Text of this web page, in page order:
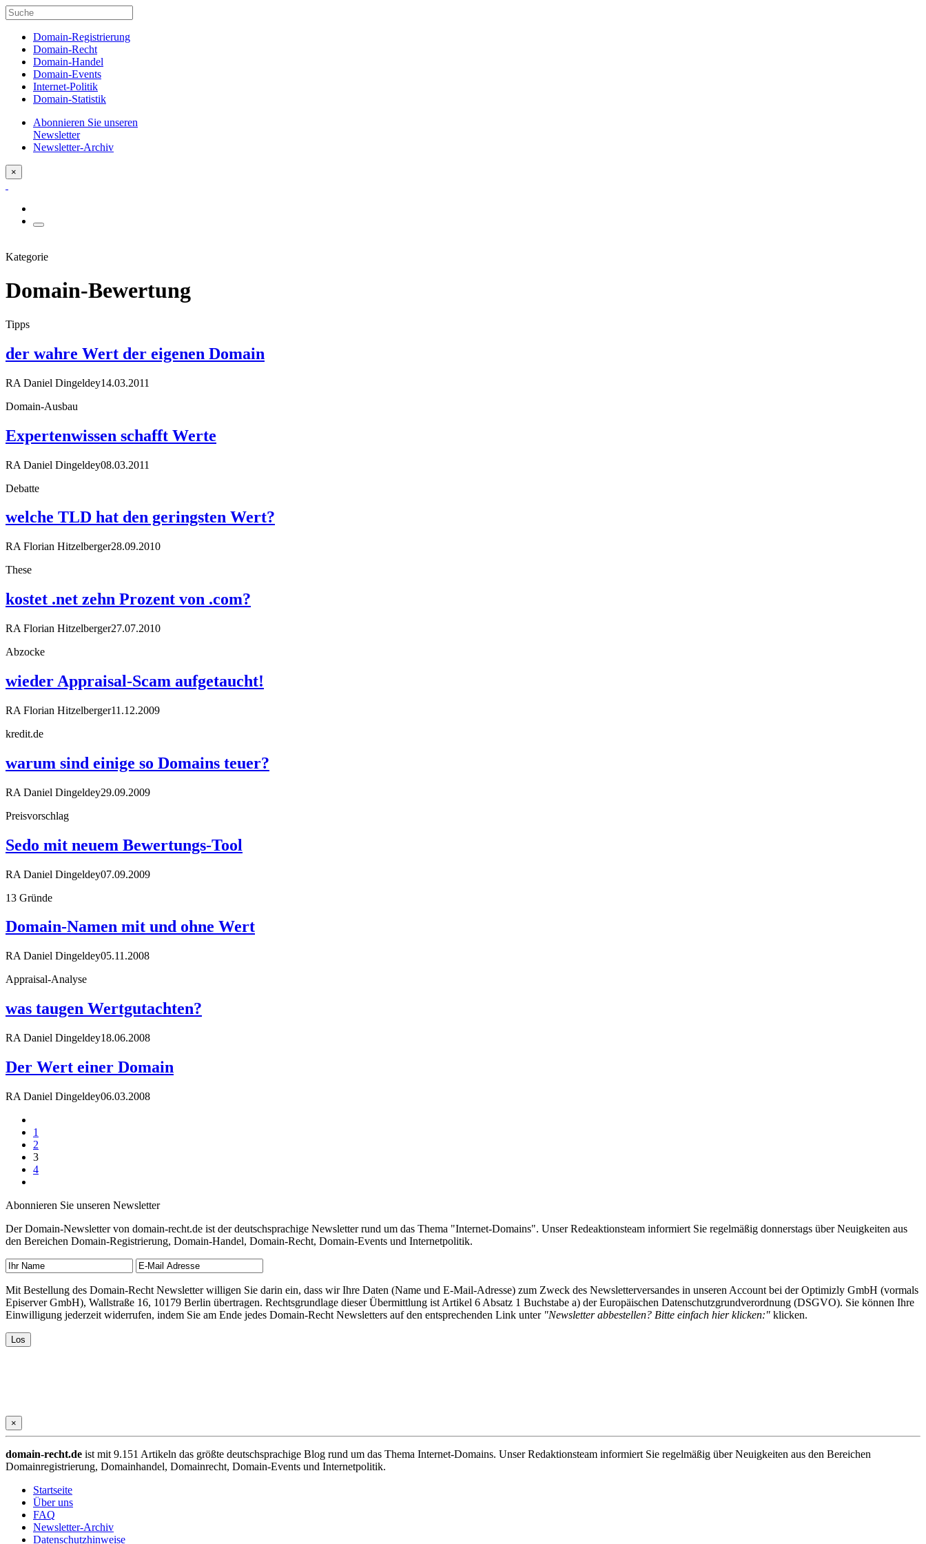
Domain-Registrierung
Domain-Recht
Domain-Handel
Domain-Events
Internet-Politik
Domain-Statistik
Abonnieren Sie unseren
Newsletter
Newsletter-Archiv
×
Kategorie
Domain-Bewertung
Tipps
der wahre Wert der eigenen Domain
RA Daniel Dingeldey14.03.2011
Domain-Ausbau
Expertenwissen schafft Werte
RA Daniel Dingeldey08.03.2011
Debatte
welche TLD hat den geringsten Wert?
RA Florian Hitzelberger28.09.2010
These
kostet .net zehn Prozent von .com?
RA Florian Hitzelberger27.07.2010
Abzocke
wieder Appraisal-Scam aufgetaucht!
RA Florian Hitzelberger11.12.2009
kredit.de
warum sind einige so Domains teuer?
RA Daniel Dingeldey29.09.2009
Preisvorschlag
Sedo mit neuem Bewertungs-Tool
RA Daniel Dingeldey07.09.2009
13 Gründe
Domain-Namen mit und ohne Wert
RA Daniel Dingeldey05.11.2008
Appraisal-Analyse
was taugen Wertgutachten?
RA Daniel Dingeldey18.06.2008
Der Wert einer Domain
RA Daniel Dingeldey06.03.2008
1
2
3
4
Abonnieren Sie unseren Newsletter
Der Domain-Newsletter von domain-recht.de ist der deutschsprachige Newsletter rund um das Thema "Internet-Domains". Unser Redeaktionsteam informiert Sie regelmäßig donnerstags über Neuigkeiten aus
den Bereichen Domain-Registrierung, Domain-Handel, Domain-Recht, Domain-Events und Internetpolitik.
Mit Bestellung des Domain-Recht Newsletter willigen Sie darin ein, dass wir Ihre Daten (Name und E-Mail-Adresse) zum Zweck des Newsletterversandes in unseren Account bei der Optimizly GmbH (vormals
Episerver GmbH), Wallstraße 16, 10179 Berlin übertragen. Rechtsgrundlage dieser Übermittlung ist Artikel 6 Absatz 1 Buchstabe a) der Europäischen Datenschutzgrundverordnung (DSGVO). Sie können Ihre
Einwilligung jederzeit widerrufen, indem Sie am Ende jedes Domain-Recht Newsletters auf den entsprechenden Link unter "Newsletter abbestellen? Bitte einfach hier klicken:" klicken.
×
domain-recht.de ist mit 9.151 Artikeln das größte deutschsprachige Blog rund um das Thema Internet-Domains. Unser Redaktionsteam informiert Sie regelmäßig über Neuigkeiten aus den Bereichen
Domainregistrierung, Domainhandel, Domainrecht, Domain-Events und Internetpolitik.
Startseite
Über uns
FAQ
Newsletter-Archiv
Datenschutzhinweise